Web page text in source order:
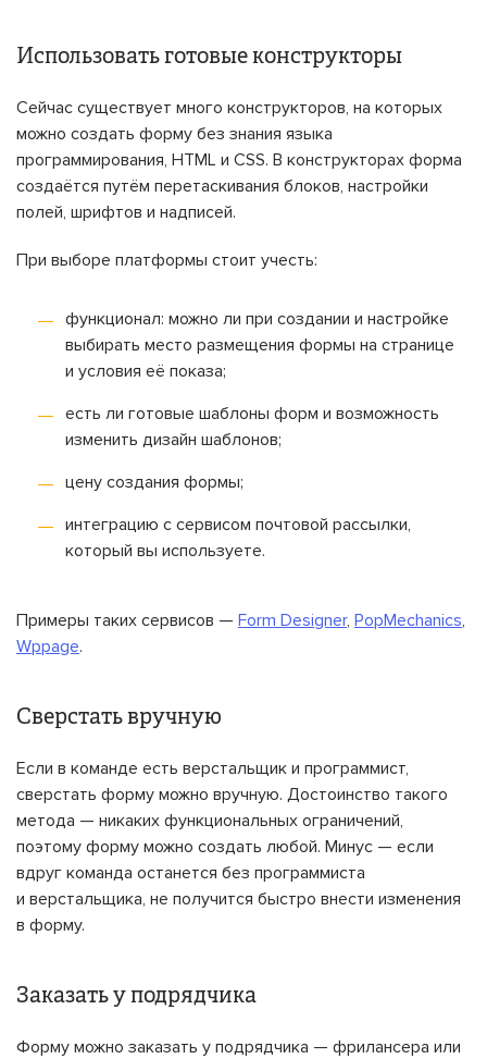
Использовать готовые конструкторы
Сейчас существует много конструкторов, на которых
можно создать форму без знания языка
программирования, HTML и CSS. В конструкторах форма
создаётся путём перетаскивания блоков, настройки
полей, шрифтов и надписей.
При выборе платформы стоит учесть:
функционал: можно ли при создании и настройке
выбирать место размещения формы на странице
и условия её показа;
есть ли готовые шаблоны форм и возможность
изменить дизайн шаблонов;
цену создания формы;
интеграцию с сервисом почтовой рассылки,
который вы используете.
Примеры таких сервисов — Form Designer, PopMechanics,
Wppage.
Сверстать вручную
Если в команде есть верстальщик и программист,
сверстать форму можно вручную. Достоинство такого
метода — никаких функциональных ограничений,
поэтому форму можно создать любой. Минус — если
вдруг команда останется без программиста
и верстальщика, не получится быстро внести изменения
в форму.
Заказать у подрядчика
Форму можно заказать у подрядчика — фрилансера или